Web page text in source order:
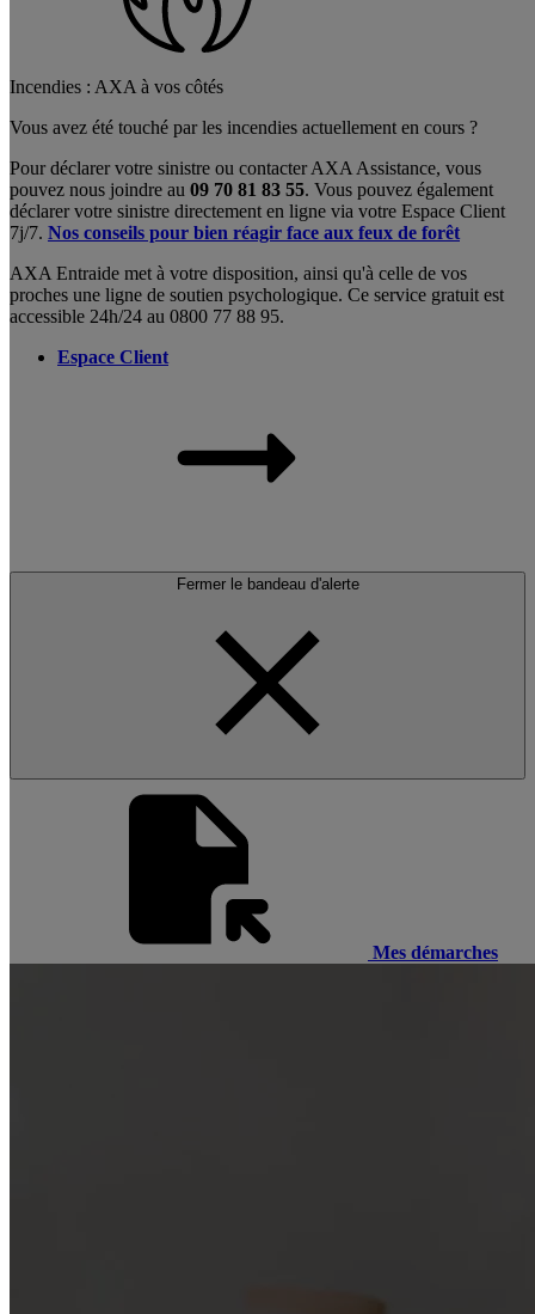
Incendies : AXA à vos côtés
Vous avez été touché par les incendies actuellement en cours ?
Pour déclarer votre sinistre ou contacter AXA Assistance, vous
pouvez nous joindre au 09 70 81 83 55. Vous pouvez également
déclarer votre sinistre directement en ligne via votre Espace Client
7j/7. Nos conseils pour bien réagir face aux feux de forêt
AXA Entraide met à votre disposition, ainsi qu'à celle de vos
proches une ligne de soutien psychologique. Ce service gratuit est
accessible 24h/24 au 0800 77 88 95.
Espace Client
Fermer le bandeau d'alerte
Mes démarches